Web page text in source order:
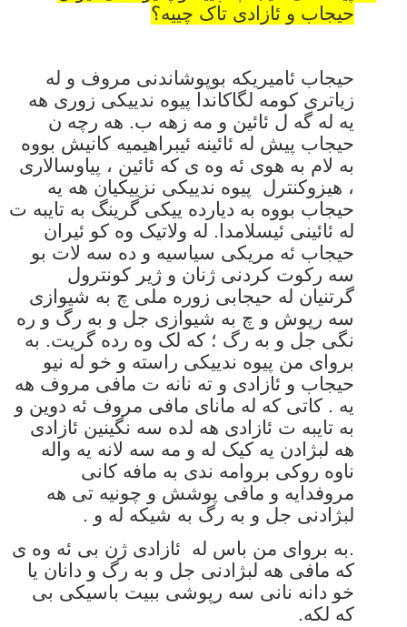
حیجاب و ئازادی تاک چییە؟
حیجاب ئامیریکه بوپوشاندنی مروف و له
زیاتری کومه لگاکاندا پیوه ندییکی زوری هه
یه له گه ل ئائین و مه زهه ب. هه رچه ن
حیجاب پیش له ئائینه ئیبراهیمیه کانیش بووه
به لام به هوی ئه وه ی که ئائین ، پیاوسالاری
، هیزوکنترل پیوه ندییکی نزییکیان هه یه
حیجاب بووه به دیارده ییکی گرینگ به تایبه ت
له ئائینی ئیسلامدا. له ولاتیک وه کو ئیران
حیجاب ئه مریکی سیاسیه و ده سه لات بو
سه رکوت کردنی ژنان و ژیر کونترول
گرتنیان له حیجابی زوره ملی چ به شیوازی
سه رپوش و چ به شیوازی جل و به رگ و ره
نگی جل و به رگ ؛ که لک وه رده گریت. به
بروای من پیوه ندییکی راسته و خو له نیو
حیجاب و ئازادی و ته نانه ت مافی مروف هه
یه . کاتی که له مانای مافی مروف ئه دوین و
به تایبه ت ئازادی هه لده سه نگینین ئازادی
هه لبژادن یه کیک له و مه سه لانه یه واله
ناوه روکی بروامه ندی به مافه کانی
مروفدایه و مافی پوشش و چونیه تی هه
لبژادنی جل و به رگ به شیکه له و .
.به بروای من باس له ئازادی ژن بی ئه وه ی
که مافی هه لبژادنی جل و به رگ و دانان یا
خو دانه نانی سه رپوشی ببیت باسیکی بی
که لکه.